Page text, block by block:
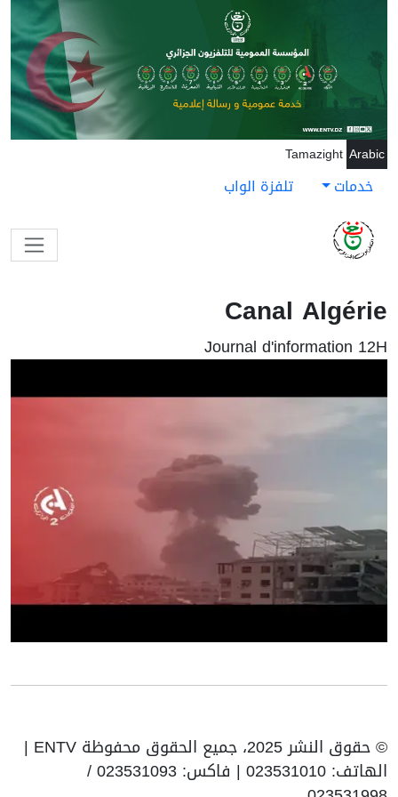
تجاوز إلى المحتوى الرئيسي
Arabic
Tamazight
خدمات تلفزة الواب
Canal Algérie
Journal d'information 12H
© حقوق النشر 2025، جميع الحقوق محفوظة ENTV |
الهاتف: 023531010 | فاكس: 023531093 /